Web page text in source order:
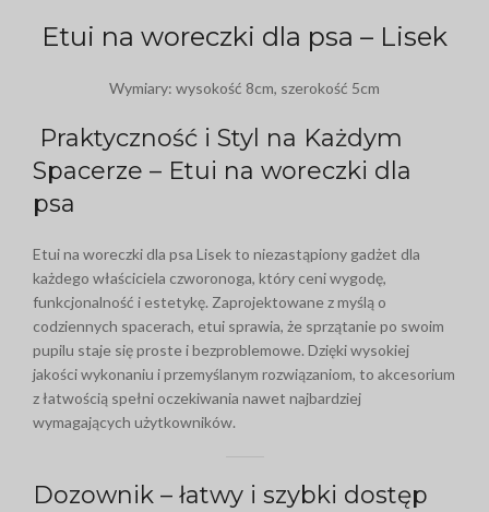
Etui na woreczki dla psa – Lisek
Wymiary: wysokość 8cm, szerokość 5cm
Praktyczność i Styl na Każdym
Spacerze – Etui na woreczki dla
psa
Etui na woreczki dla psa Lisek to niezastąpiony gadżet dla
każdego właściciela czworonoga, który ceni wygodę,
funkcjonalność i estetykę. Zaprojektowane z myślą o
codziennych spacerach, etui sprawia, że sprzątanie po swoim
pupilu staje się proste i bezproblemowe. Dzięki wysokiej
jakości wykonaniu i przemyślanym rozwiązaniom, to akcesorium
z łatwością spełni oczekiwania nawet najbardziej
wymagających użytkowników.
Dozownik – łatwy i szybki dostęp